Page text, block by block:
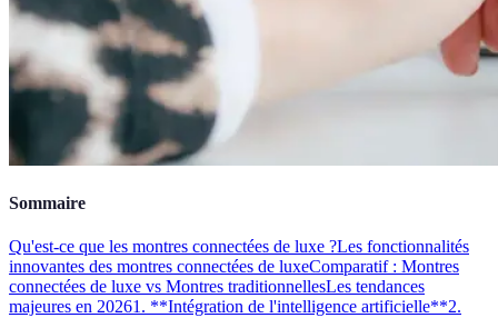
Sommaire
Qu'est-ce que les montres connectées de luxe ?Les fonctionnalités
innovantes des montres connectées de luxeComparatif : Montres
connectées de luxe vs Montres traditionnellesLes tendances
majeures en 20261. **Intégration de l'intelligence artificielle**2.